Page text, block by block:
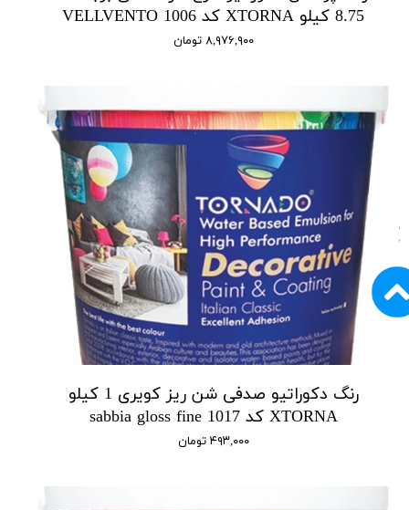
8.75 کیلو XTORNA کد 1006 VELLVENTO
۸,۹۷۶,۹۰۰ تومان
رنگ دکوراتیو صدفی شن ریز کویری 1 کیلو
XTORNA کد 1017 sabbia gloss fine
۴۹۳,۰۰۰ تومان